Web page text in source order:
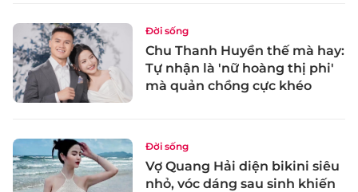
Đời sống
Chu Thanh Huyền thế mà hay:
Tự nhận là 'nữ hoàng thị phi'
mà quản chồng cực khéo
Đời sống
Vợ Quang Hải diện bikini siêu
nhỏ, vóc dáng sau sinh khiến